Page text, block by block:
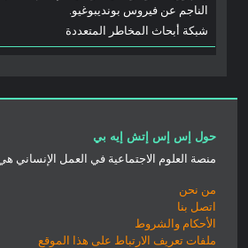
الناجم عن فيروس بونديبوغيو.
شبكة أبحاث المخاطر المتعددة
حول إس إس إتش إيه بي
منصة العلوم الاجتماعية في العمل الإنساني
من نحن
اتصل بنا
الأحكام والشروط
ملفات تعريف الارتباط على هذا الموقع